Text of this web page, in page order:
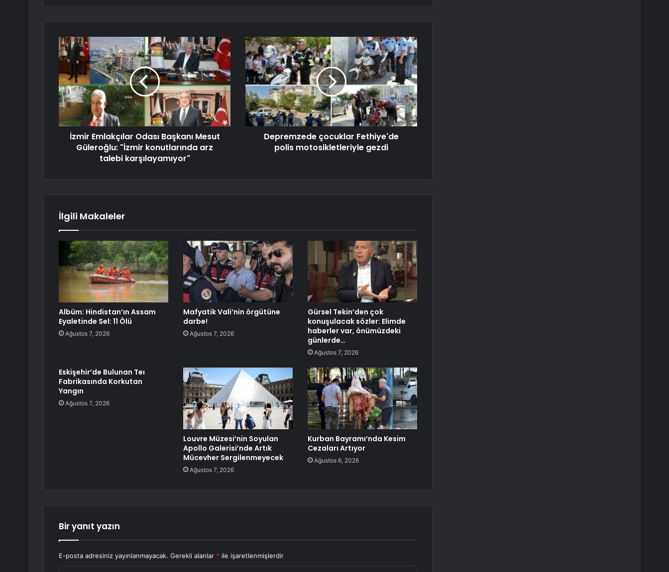
İzmir Emlakçılar Odası Başkanı Mesut
Güleroğlu: "İzmir konutlarında arz
talebi karşılayamıyor"
Depremzede çocuklar Fethiye'de
polis motosikletleriyle gezdi
İlgili Makaleler
Albüm: Hindistan’ın Assam
Eyaletinde Sel: 11 Ölü
Ağustos 7, 2026
Mafyatik Vali’nin örgütüne
darbe!
Ağustos 7, 2026
Gürsel Tekin’den çok
konuşulacak sözler: Elimde
haberler var, önümüzdeki
günlerde…
Ağustos 7, 2026
Eskişehir’de Bulunan Teı
Fabrikasında Korkutan
Yangın
Ağustos 7, 2026
Louvre Müzesi’nin Soyulan
Apollo Galerisi’nde Artık
Mücevher Sergilenmeyecek
Ağustos 7, 2026
Kurban Bayramı’nda Kesim
Cezaları Artıyor
Ağustos 6, 2026
Bir yanıt yazın
E-posta adresiniz yayınlanmayacak. Gerekli alanlar * ile işaretlenmişlerdir